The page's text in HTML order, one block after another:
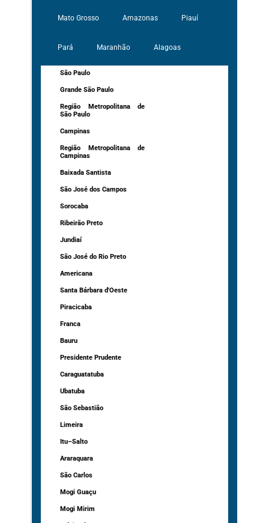
Mato Grosso Amazonas Piauí
Pará Maranhão Alagoas
São Paulo
Grande São Paulo
Região Metropolitana de
São Paulo
Campinas
Região Metropolitana de
Campinas
Baixada Santista
São José dos Campos
Sorocaba
Ribeirão Preto
Jundiaí
São José do Rio Preto
Americana
Santa Bárbara d'Oeste
Piracicaba
Franca
Bauru
Presidente Prudente
Caraguatatuba
Ubatuba
São Sebastião
Limeira
Itu–Salto
Araraquara
São Carlos
Mogi Guaçu
Mogi Mirim